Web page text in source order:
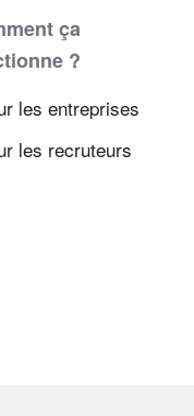
ça
?
les entreprises
les recruteurs